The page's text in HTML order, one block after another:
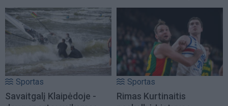
Sportas
Savaitgalį Klaipėdoje -
Sportas
Rimas Kurtinaitis